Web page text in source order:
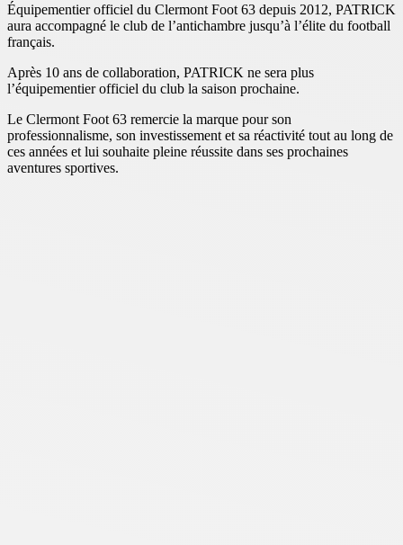
Équipementier officiel du Clermont Foot 63 depuis 2012, PATRICK
aura accompagné le club de l’antichambre jusqu’à l’élite du football
français.
Après 10 ans de collaboration, PATRICK ne sera plus
l’équipementier officiel du club la saison prochaine.
Le Clermont Foot 63 remercie la marque pour son
professionnalisme, son investissement et sa réactivité tout au long de
ces années et lui souhaite pleine réussite dans ses prochaines
aventures sportives.